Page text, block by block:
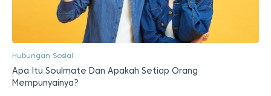
Hubungan Sosial
Apa Itu Soulmate Dan Apakah Setiap Orang
Mempunyainya?